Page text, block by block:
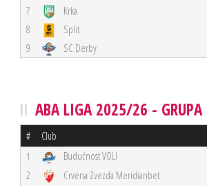
7
Krka
8
Split
9
SC Derby
ABA LIGA 2025/26 - GRUPA
# Club
1 Budućnost VOLI
2
Crvena Zvezda Meridianbet